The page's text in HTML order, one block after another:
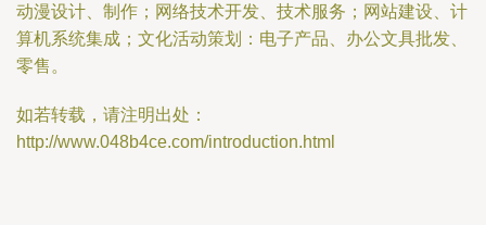
动漫设计、制作；网络技术开发、技术服务；网站建设、计
算机系统集成；文化活动策划：电子产品、办公文具批发、
零售。
如若转载，请注明出处：
http://www.048b4ce.com/introduction.html